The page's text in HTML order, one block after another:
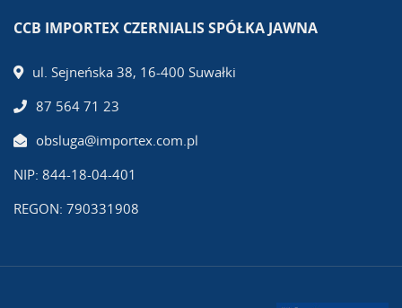
CCB IMPORTEX CZERNIALIS SPÓŁKA JAWNA
ul. Sejneńska 38, 16-400 Suwałki
87 564 71 23
obsluga@importex.com.pl
NIP: 844-18-04-401
REGON: 790331908